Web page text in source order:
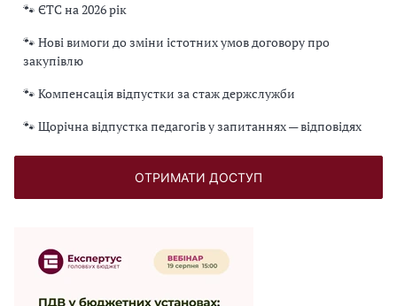
🐾 ЄТС на 2026 рік
🐾 Нові вимоги до зміни істотних умов договору про
закупівлю
🐾 Компенсація відпустки за стаж держслужби
🐾 Щорічна відпустка педагогів у запитаннях — відповідях
ОТРИМАТИ ДОСТУП